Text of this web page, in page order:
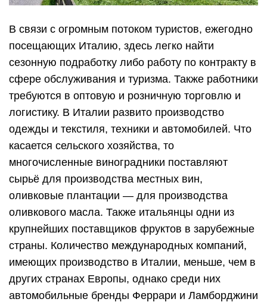
В связи с огромным потоком туристов, ежегодно
посещающих Италию, здесь легко найти
сезонную подработку либо работу по контракту в
сфере обслуживания и туризма. Также работники
требуются в оптовую и розничную торговлю и
логистику. В Италии развито производство
одежды и текстиля, техники и автомобилей. Что
касается сельского хозяйства, то
многочисленные виноградники поставляют
сырьё для производства местных вин,
оливковые плантации — для производства
оливкового масла. Также итальянцы одни из
крупнейших поставщиков фруктов в зарубежные
страны. Количество международных компаний,
имеющих производство в Италии, меньше, чем в
других странах Европы, однако среди них
автомобильные бренды Феррари и Ламборджини